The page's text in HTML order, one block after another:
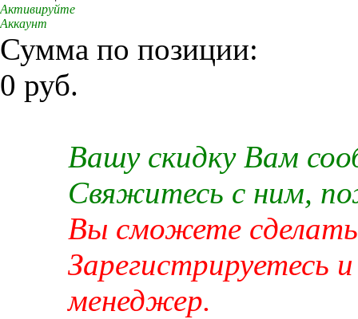
Активируйте
Аккаунт
Сумма по позиции:
0 руб.
Вашу скидку Вам
Свяжитесь с ним,
Вы сможете сделать
Зарегистрируетесь
менеджер.